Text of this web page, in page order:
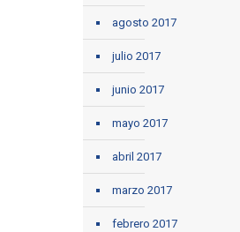
agosto 2017
julio 2017
junio 2017
mayo 2017
abril 2017
marzo 2017
febrero 2017